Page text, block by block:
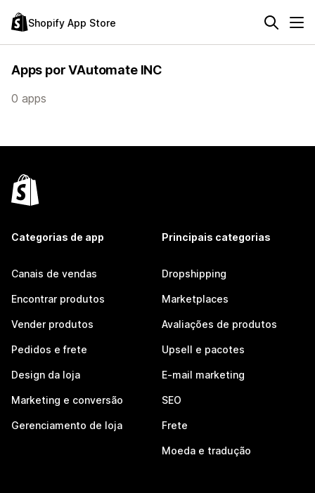
Shopify App Store
Apps por VAutomate INC
0 apps
Categorias de app
Canais de vendas
Encontrar produtos
Vender produtos
Pedidos e frete
Design da loja
Marketing e conversão
Gerenciamento de loja
Principais categorias
Dropshipping
Marketplaces
Avaliações de produtos
Upsell e pacotes
E-mail marketing
SEO
Frete
Moeda e tradução